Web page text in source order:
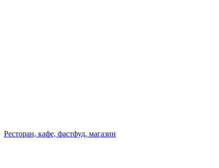
Ресторан, кафе, фастфуд, магазин